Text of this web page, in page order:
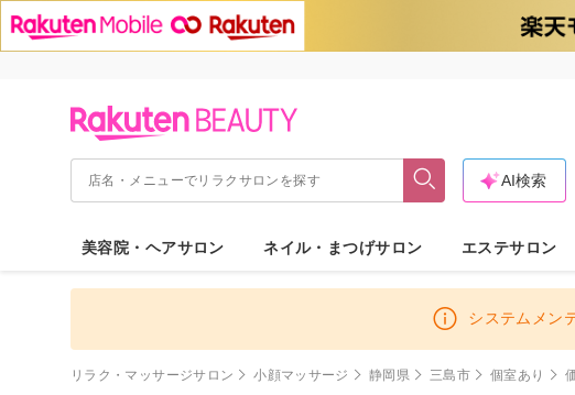
AI検索
美容院・ヘアサロン ネイル・まつげサロン エステサロン
システムメン
リラク・マッサージサロン 小顔マッサージ 静岡県 三島市 個室あり